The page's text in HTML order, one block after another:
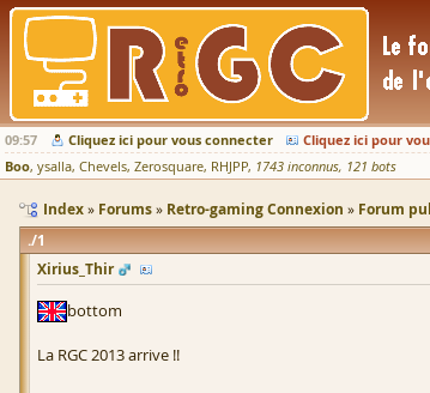
09:57 Cliquez ici pour vous connecter Cliquez ici pour
Boo ysalla Chevels Zerosquare RHJPP 1743 inconnus 121 bots
Index Forums Retro-gaming Connexion Forum
1
Xirius_Thir
bottom
La RGC 2013 arrive !!